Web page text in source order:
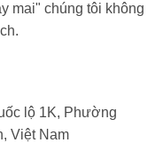
mai" chúng tôi không
lộ 1K, Phường
Việt Nam